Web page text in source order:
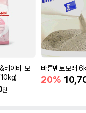
베이비 모
원
바른벤토모래
20%